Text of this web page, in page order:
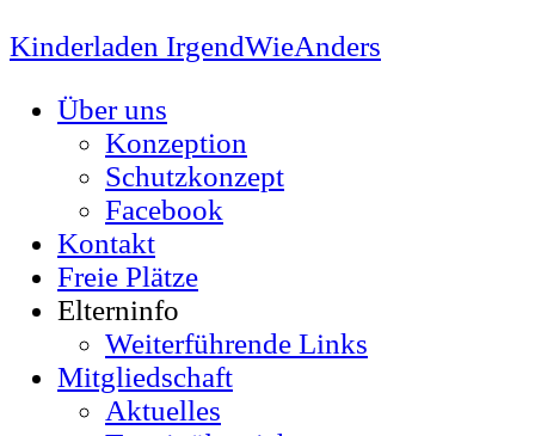
Kinderladen IrgendWieAnders
Über uns
Konzeption
Schutzkonzept
Facebook
Kontakt
Freie Plätze
Elterninfo
Weiterführende Links
Mitgliedschaft
Aktuelles